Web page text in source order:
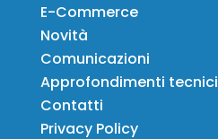
E-Commerce
Novità
Comunicazioni
Approfondimenti tecnici
Contatti
Privacy Policy